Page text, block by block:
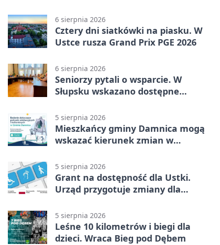
6 sierpnia 2026
Cztery dni siatkówki na piasku. W
Ustce rusza Grand Prix PGE 2026
6 sierpnia 2026
Seniorzy pytali o wsparcie. W
Słupsku wskazano dostępne
5 sierpnia 2026
Mieszkańcy gminy Damnica mogą
wskazać kierunek zmian w
5 sierpnia 2026
Grant na dostępność dla Ustki.
Urząd przygotuje zmiany dla
5 sierpnia 2026
Leśne 10 kilometrów i biegi dla
dzieci. Wraca Bieg pod Dębem